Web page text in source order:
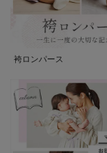
袴ロンパース